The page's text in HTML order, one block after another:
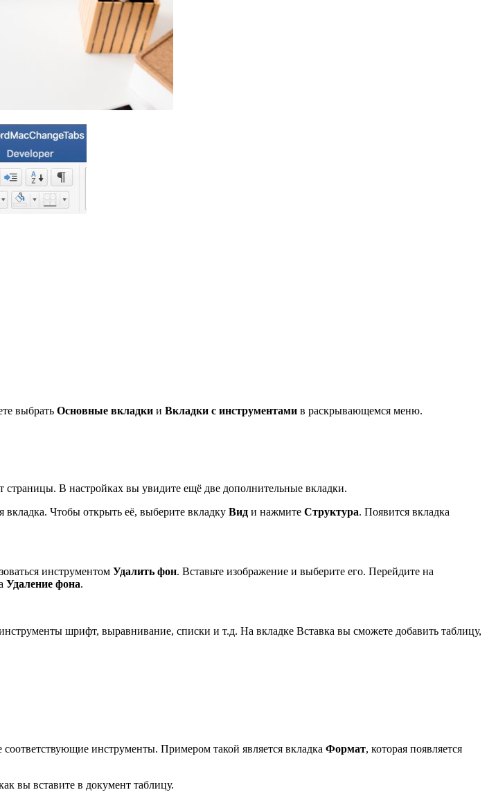
выбрать Основные вкладки и Вкладки с инструментами в раскрывающемся меню.
В настройках вы увидите ещё две дополнительные вкладки.
Чтобы открыть её, выберите вкладку Вид и нажмите Структура. Появится вкладка
инструментом Удалить фон. Вставьте изображение и выберите его. Перейдите на
Удаление фона.
шрифт, выравнивание, списки и т.д. На вкладке Вставка вы сможете добавить таблицу,
инструменты. Примером такой является вкладка Формат, которая появляется
вы вставите в документ таблицу.